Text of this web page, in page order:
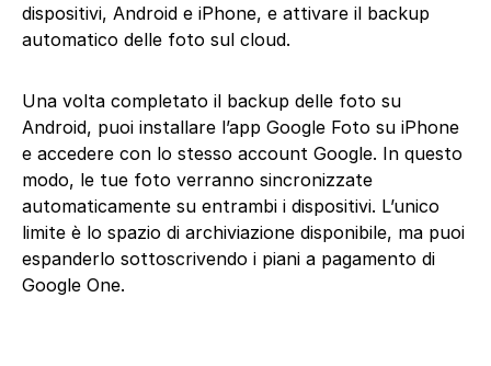
dispositivi, Android e iPhone, e attivare il backup
automatico delle foto sul cloud.
Una volta completato il backup delle foto su
Android, puoi installare l’app Google Foto su iPhone
e accedere con lo stesso account Google. In questo
modo, le tue foto verranno sincronizzate
automaticamente su entrambi i dispositivi. L’unico
limite è lo spazio di archiviazione disponibile, ma puoi
espanderlo sottoscrivendo i piani a pagamento di
Google One.